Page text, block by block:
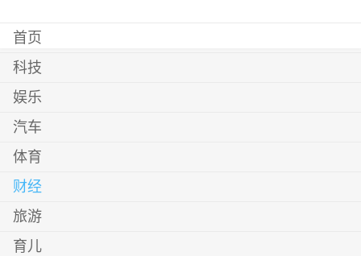
首页
科技
娱乐
汽车
体育
财经
旅游
育儿